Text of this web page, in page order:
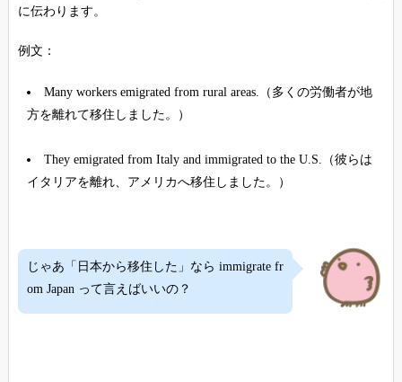
に伝わります。
例文：
Many workers emigrated from rural areas.（多くの労働者が地
方を離れて移住しました。）
They emigrated from Italy and immigrated to the U.S.（彼らは
イタリアを離れ、アメリカへ移住しました。）
じゃあ「日本から移住した」なら immigrate fr
om Japan って言えばいいの？